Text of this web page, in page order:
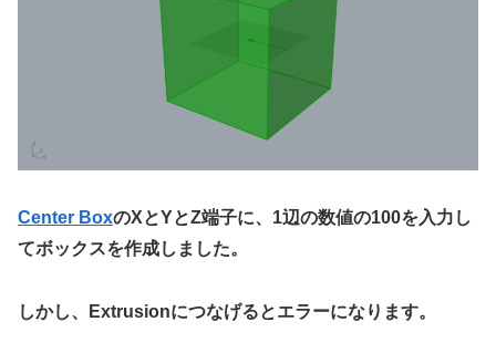
Center BoxのXとYとZ端子に、1辺の数値の100を入力し
てボックスを作成しました。
しかし、Extrusionにつなげるとエラーになります。